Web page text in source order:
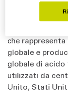
cui il
che
globale e
globale di
utilizzati da
Unito, Stati